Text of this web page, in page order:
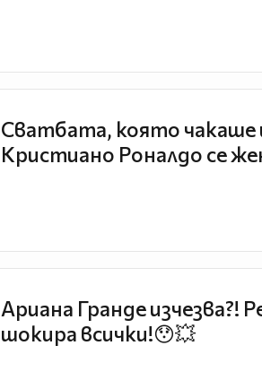
Сватбата, която чакаше
Кристиано Роналдо се
Ариана Гранде изчезва?!
шокира всички!😯💥